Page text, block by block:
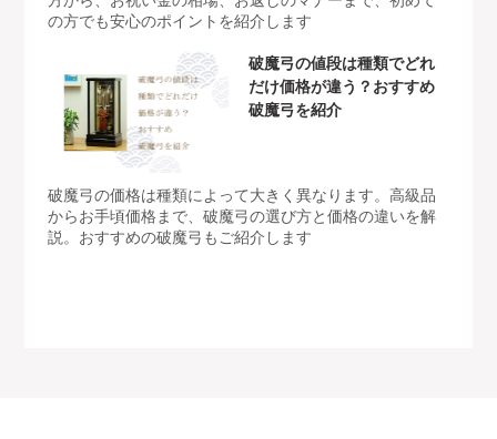
の方でも安心のポイントを紹介します
破魔弓の値段は種類でどれ
だけ価格が違う？おすすめ
破魔弓を紹介
破魔弓の価格は種類によって大きく異なります。高級品
からお手頃価格まで、破魔弓の選び方と価格の違いを解
説。おすすめの破魔弓もご紹介します